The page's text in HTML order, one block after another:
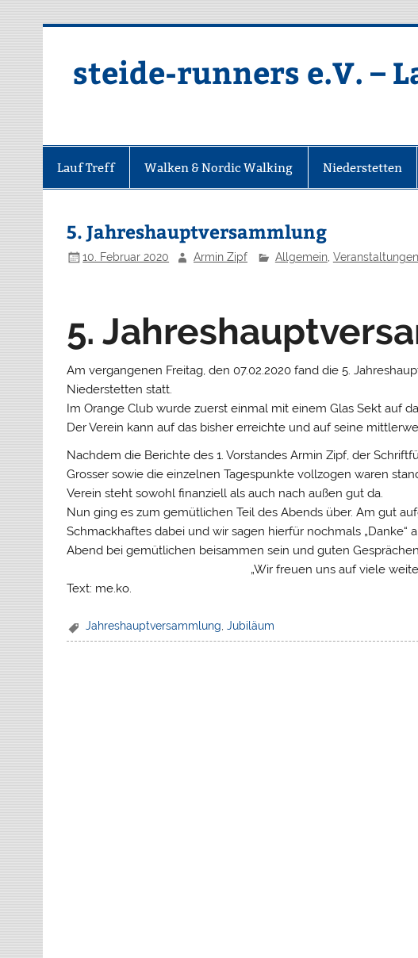
steide-runners e.V. –
Lauf Treff Walken & Nordic Walking Niederstetten
5. Jahreshauptversammlung
10. Februar 2020 Armin Zipf Allgemein, Veranstaltungen
5.
Am vergangenen Freitag, den 07.02.2020 fand die 5.
Niederstetten statt.
Im Orange Club wurde zuerst einmal mit einem Glas Sekt auf
Der Verein kann auf das bisher erreichte und auf seine
Nachdem die Berichte des 1. Vorstandes Armin Zipf, der
Grosser sowie die einzelnen Tagespunkte vollzogen waren
Verein steht sowohl finanziell als auch nach außen gut da.
Nun ging es zum gemütlichen Teil des Abends über. Am gut
Schmackhaftes dabei und wir sagen hierfür nochmals „Danke“
Abend bei gemütlichen beisammen sein und guten
„Wir freuen uns auf viele weitere Jahr
Text: me.ko.
Jahreshauptversammlung ,Jubiläum